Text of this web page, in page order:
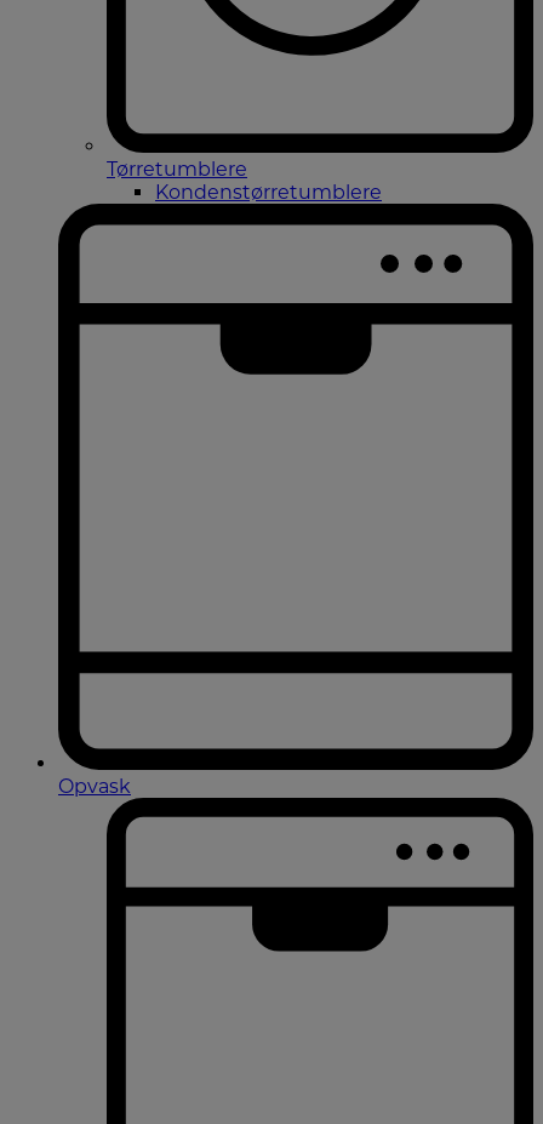
Tørretumblere
Kondenstørretumblere
Opvask